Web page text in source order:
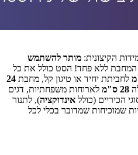
הקיצונית: מותר להשתמש
המחבת ללא פחד! הסט כולל את כל
לחביתת יחיד או טיגון קל, מחבת 24
28 ס"מ
לארוחות משפחתיות, דגים
הכיריים (כולל אינדוקציה), לתנור
עם 10 שנות אחריות שמוכיחות שמדובר בכלי לכל